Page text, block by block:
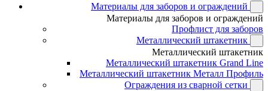
Материалы для заборов и ограждений
Материалы для заборов и ограждений
Профлист для заборов
Металлический штакетник
Металлический штакетник
Металлический штакетник Grand Line
Металлический штакетник Металл Профиль
Ограждения из сварной сетки